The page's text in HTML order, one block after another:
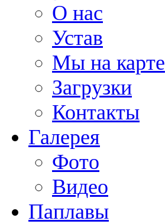
О нас
Устав
Мы на карте
Загрузки
Контакты
Галерея
Фото
Видео
Паплавы